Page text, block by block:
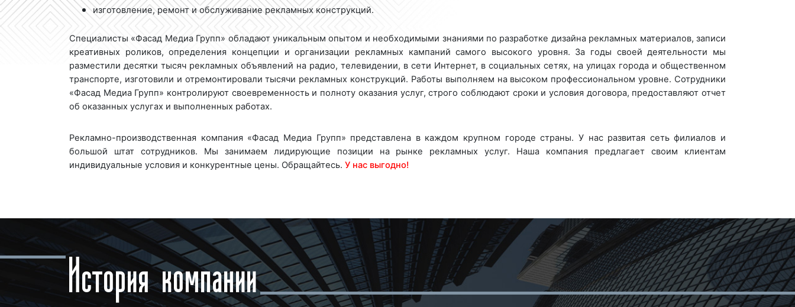
изготовление, ремонт и обслуживание рекламных конструкций.
Специалисты «Фасад Медиа Групп» обладают уникальным опытом и необходимыми знаниями по разработке дизайна рекламных материалов, записи
креативных роликов, определения концепции и организации рекламных кампаний самого высокого уровня. За годы своей деятельности мы
разместили десятки тысяч рекламных объявлений на радио, телевидении, в сети Интернет, в социальных сетях, на улицах города и общественном
транспорте, изготовили и отремонтировали тысячи рекламных конструкций. Работы выполняем на высоком профессиональном уровне. Сотрудники
«Фасад Медиа Групп» контролируют своевременность и полноту оказания услуг, строго соблюдают сроки и условия договора, предоставляют отчет
об оказанных услугах и выполненных работах.
Рекламно-производственная компания «Фасад Медиа Групп» представлена в каждом крупном городе страны. У нас развитая сеть филиалов и
большой штат сотрудников. Мы занимаем лидирующие позиции на рынке рекламных услуг. Наша компания предлагает своим клиентам
индивидуальные условия и конкурентные цены. Обращайтесь. У нас выгодно!
История компании